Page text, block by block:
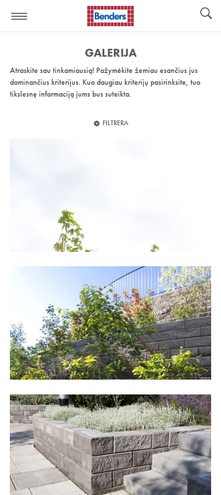
nuoroda:
GALERIJA
Atraskite sau tinkamiausią! Pažymėkite žemiau esančius jus
dominančius kriterijus. Kuo daugiau kriterijų pasirinksite, tuo
tikslesnę informaciją jums bus suteikta.
FILTRERA